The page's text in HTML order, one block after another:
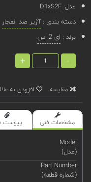
مدل:D1xS2F
دسته بندی :آژیر ضد انفجار
برند : ای 2 اس
-
+
مقایسه افزودن به
مشخصات فنی پیوست
Model
(مدل)
Part Number
(شماره قطعه)